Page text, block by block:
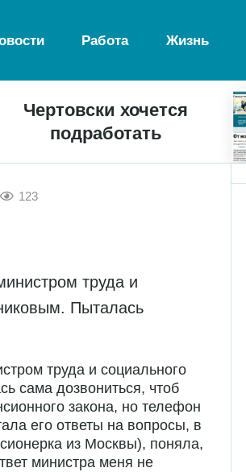
Работа Жизнь
Чертовски хочется
подработать
123
труда и
Пыталась
труда и социального
сама дозвониться, чтоб
закона, но телефон
его ответы на вопросы, в
из Москвы), поняла,
министра меня не